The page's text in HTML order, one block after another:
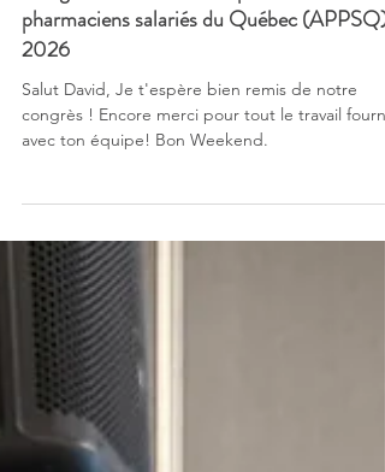
15 mai
Congrès de l'Association professionnelle des
pharmaciens salariés du Québec (APPSQ)
2026
Salut David, Je t'espère bien remis de notre
avec ton équipe! Bon Weekend.